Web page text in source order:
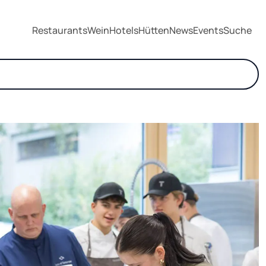
RestaurantsWeinHotelsHüttenNewsEventsSuche